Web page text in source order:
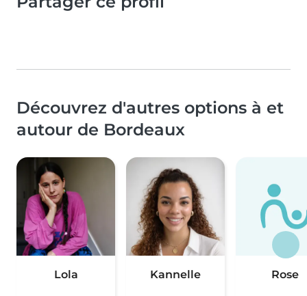
Découvrez d'autres options à et
autour de Bordeaux
Lola Kannelle Rose